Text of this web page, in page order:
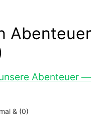
Abenteuer
Abenteuer —
& (0)